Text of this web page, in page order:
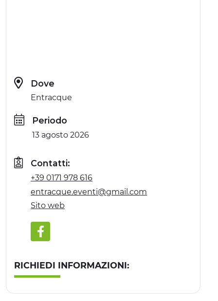
Dove
Entracque
Periodo
13 agosto 2026
Contatti:
+39 0171 978 616
entracque.eventi@gmail.com
Sito web
RICHIEDI INFORMAZIONI: